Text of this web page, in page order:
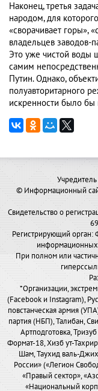
Наконец, третья
народом, для
«сворачивает горы»,
владельцев заводов-
Это уже чистой
самим
Путин. Однако,
полуавторитарного
искренности было
© Информационный
Свидетельство о
Регистрирующий орган:
информационных
При полном или
*Организации,
(Facebook и Instagram),
повстанческая армия
партия (НБП), Талибан,
Артподготовка,
Формат-18, Хизб ут-
Шам, Таухид валь-
России» («Легион
«Правый сектор»,
«Национальный